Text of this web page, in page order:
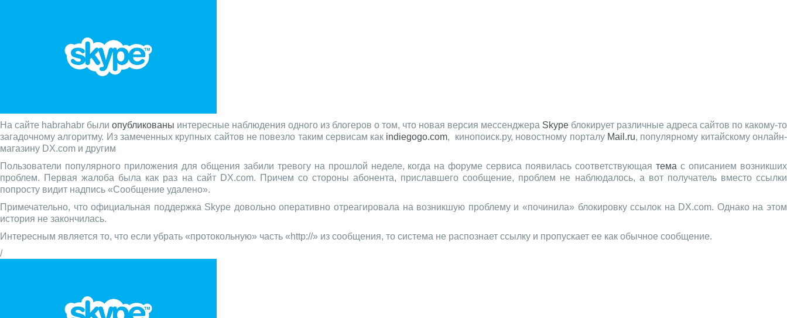
На сайте habrahabr были опубликованы интересные наблюдения одного из блогеров о том, что новая версия мессенджера Skype блокирует различные адреса сайтов по какому-то
загадочному алгоритму. Из замеченных крупных сайтов не повезло таким сервисам как indiegogo.com, кинопоиск.ру, новостному порталу Mail.ru, популярному китайскому онлайн-
магазину DX.com и другим
Пользователи популярного приложения для общения забили тревогу на прошлой неделе, когда на форуме сервиса появилась соответствующаятема с описанием возникших
проблем. Первая жалоба была как раз на сайт DX.com. Причем со стороны абонента, приславшего сообщение, проблем не наблюдалось, а вот получатель вместо ссылки
попросту видит надпись «Сообщение удалено».
Примечательно, что официальная поддержка Skype довольно оперативно отреагировала на возникшую проблему и «починила» блокировку ссылок на DX.com. Однако на этом
история не закончилась.
Интересным является то, что если убрать «протокольную» часть «http://» из сообщения, то система не распознает ссылку и пропускает ее как обычное сообщение.
/